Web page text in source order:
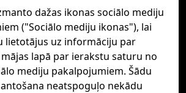
dažas ikonas sociālo mediju
("Sociālo mediju ikonas"), lai
lietotājus uz informāciju par
lapā par ierakstu saturu no
mediju pakalpojumiem. Šādu
neatspoguļo nekādu